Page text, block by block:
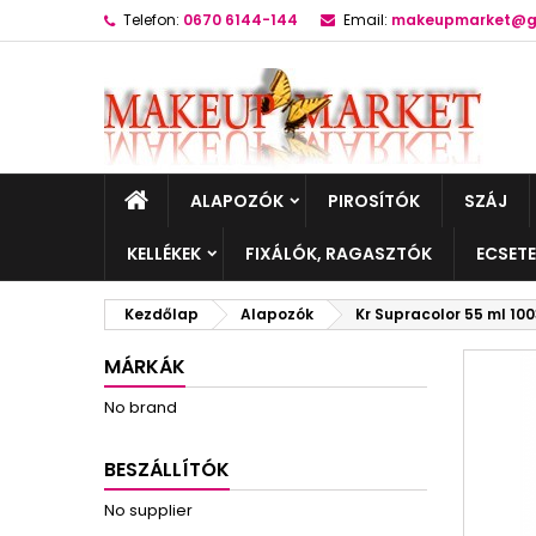
Telefon: 0670 6144-144 Email:
ALAPOZÓK PIROSÍTÓK SZÁJ
KELLÉKEK FIXÁLÓK, RAGASZTÓK
Kezdőlap Alapozók Kr Supracolor 55 ml
MÁRKÁK
No brand
BESZÁLLÍTÓK
No supplier